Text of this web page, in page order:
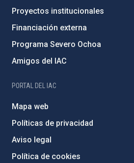
Proyectos institucionales
Financiación externa
Programa Severo Ochoa
Amigos del IAC
PORTAL DEL IAC
Mapa web
Políticas de privacidad
Aviso legal
Política de cookies